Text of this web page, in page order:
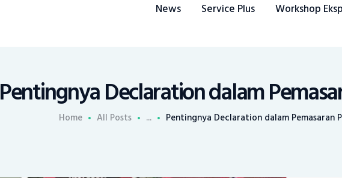
News Service Plus Workshop
Pentingnya Declaration dalam
Home All Posts ... Pentingnya Declaration dalam Pemasaran